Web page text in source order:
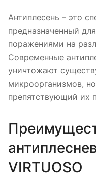
Антиплесень – это
предназначенный
поражениями на
Современные
уничтожают
микроорганизмов,
препятствующий их
VIRTUOSO